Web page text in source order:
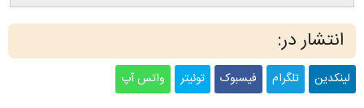
انتشار در:
لینکدین تلگرام فیسبوک توئیتر واتس آپ